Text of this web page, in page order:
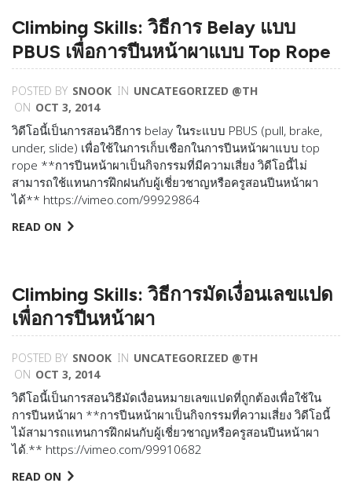
Climbing Skills: วิธีการ Belay แบบ
PBUS เพื่อการปีนหน้าผาแบบ Top Rope
POSTED BY SNOOK IN UNCATEGORIZED @TH
ON OCT 3, 2014
วิดีโอนี้เป็นการสอนวิธีการ belay ในระแบบ PBUS (pull, brake,
under, slide) เพื่อใช้ในการเก็บเชือกในการปีนหน้าผาแบบ top
rope **การปีนหน้าผาเป็นกิจกรรมที่มีความเสี่ยง วิดีโอนี้ไม่
สามารถใช้แทนการฝึกฝนกับผู้เช­ี่ยวชาญหรือครูสอนปีนหน้าผา
ได้** https://vimeo.com/99929864
READ ON
Climbing Skills: วิธีการมัดเงื่อนเลขแปด
เพื่อการปีนหน้าผา
POSTED BY SNOOK IN UNCATEGORIZED @TH
ON OCT 3, 2014
วิดีโอนี้เป็นการสอนวิธีมัดเงื่อนหมายเลขแ­ปดที่ถูกต้องเพื่อใช้ใน
การปีนหน้าผา **การปีนหน้าผาเป็นกิจกรรมที่ความเสี่ยง วิดีโอนี้
ไม้สามารถแทนการฝึกฝนกับผู้เชี่ย­วชาญหรือครูสอนปีนหน้าผา
ได้.** https://vimeo.com/99910682
READ ON